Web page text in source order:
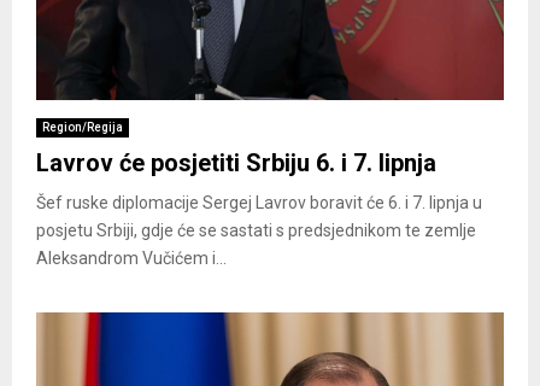
Region/Regija
Lavrov će posjetiti Srbiju 6. i 7. lipnja
Šef ruske diplomacije Sergej Lavrov boravit će 6. i 7. lipnja u
posjetu Srbiji, gdje će se sastati s predsjednikom te zemlje
Aleksandrom Vučićem i...